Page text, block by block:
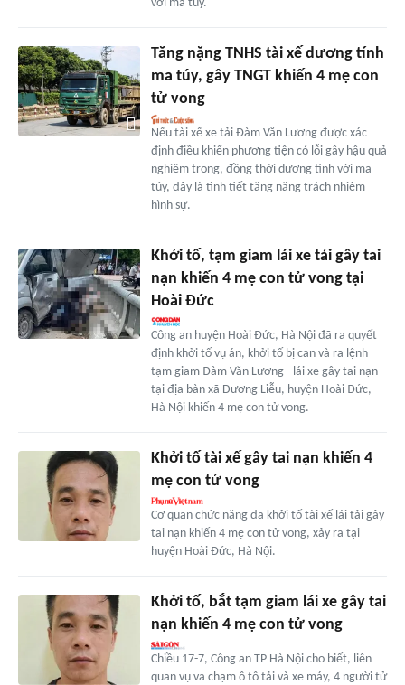
với ma túy.
Tăng nặng TNHS tài xế dương tính
ma túy, gây TNGT khiến 4 mẹ con
tử vong
Nếu tài xế xe tải Đàm Văn Lương được xác
định điều khiển phương tiện có lỗi gây hậu quả
nghiêm trọng, đồng thời dương tính với ma
túy, đây là tình tiết tăng nặng trách nhiệm
hình sự.
Khởi tố, tạm giam lái xe tải gây tai
nạn khiến 4 mẹ con tử vong tại
Hoài Đức
Công an huyện Hoài Đức, Hà Nội đã ra quyết
định khởi tố vụ án, khởi tố bị can và ra lệnh
tạm giam Đàm Văn Lương - lái xe gây tai nạn
tại địa bàn xã Dương Liễu, huyện Hoài Đức,
Hà Nội khiến 4 mẹ con tử vong.
Khởi tố tài xế gây tai nạn khiến 4
mẹ con tử vong
Cơ quan chức năng đã khởi tố tài xế lái tải gây
tai nạn khiến 4 mẹ con tử vong, xảy ra tại
huyện Hoài Đức, Hà Nội.
Khởi tố, bắt tạm giam lái xe gây tai
nạn khiến 4 mẹ con tử vong
Chiều 17-7, Công an TP Hà Nội cho biết, liên
quan vụ va chạm ô tô tải và xe máy, 4 người tử